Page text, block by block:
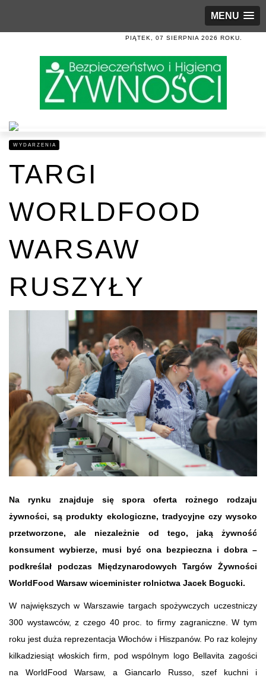
MENU
PIĄTEK, 07 SIERPNIA 2026 ROKU.
WYDARZENIA
TARGI
WORLDFOOD
WARSAW
RUSZYŁY
Na rynku znajduje się spora oferta rożnego rodzaju
żywności, są produkty ekologiczne, tradycyjne czy wysoko
przetworzone, ale niezależnie od tego, jaką żywność
konsument wybierze, musi być ona bezpieczna i dobra –
podkreślał podczas Międzynarodowych Targów Żywności
WorldFood Warsaw wiceminister rolnictwa Jacek Bogucki.
W największych w Warszawie targach spożywczych uczestniczy
300 wystawców, z czego 40 proc. to firmy zagraniczne. W tym
roku jest duża reprezentacja Włochów i Hiszpanów. Po raz kolejny
kilkadziesiąt włoskich firm, pod wspólnym logo Bellavita zagości
na WorldFood Warsaw, a Giancarlo Russo, szef kuchni i